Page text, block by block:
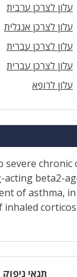
עלון לצרכן ערבית
עלון לצרכן אנגלית
עלון לצרכן עברית
עלון לצרכן עברית
עלון לרופא
beta2-
of asthma,
תנאי ניפוק